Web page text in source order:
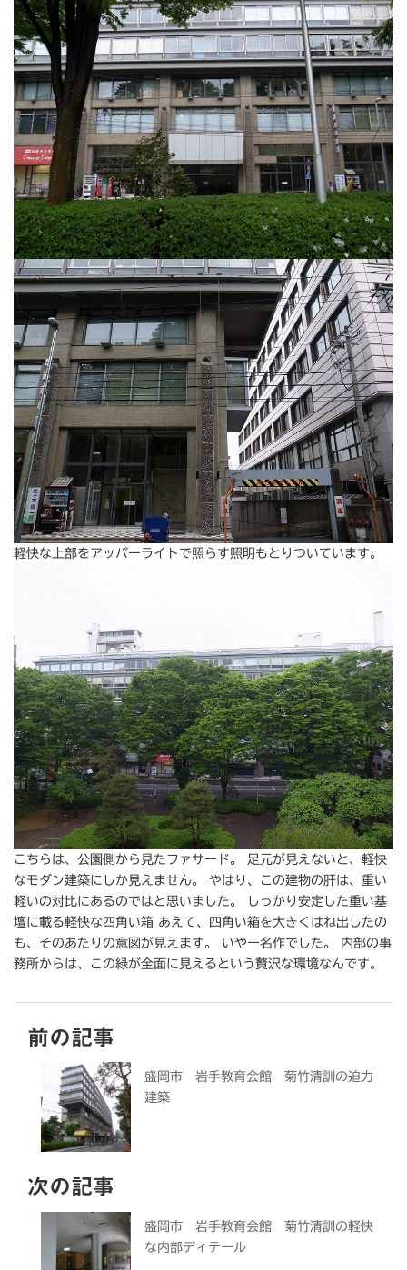
軽快な上部をアッパーライトで照らす照明もとりついています。
こちらは、公園側から見たファサード。 足元が見えないと、軽快
なモダン建築にしか見えません。 やはり、この建物の肝は、重い
軽いの対比にあるのではと思いました。 しっかり安定した重い基
壇に載る軽快な四角い箱 あえて、四角い箱を大きくはね出したの
も、そのあたりの意図が見えます。 いやー名作でした。 内部の事
務所からは、この緑が全面に見えるという贅沢な環境なんです。
前の記事
盛岡市 岩手教育会館 菊竹清訓の迫力
建築
次の記事
盛岡市 岩手教育会館 菊竹清訓の軽快
な内部ディテール